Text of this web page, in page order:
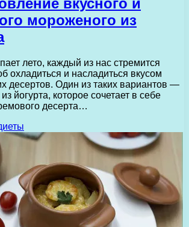
мороженого из
лето, каждый из нас стремится
охладиться и насладиться вкусом
десертов. Один из таких вариантов —
йогурта, которое сочетает в себе
десерта…